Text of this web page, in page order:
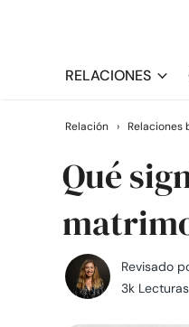
RELACIONES
Relación › Relaciones
Qué
Revisado
3k Lecturas